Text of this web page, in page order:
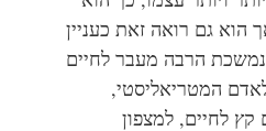
גם רואה זאת כעניין
הרבה מעבר לחיים
המטריאליסטי,
למצפון